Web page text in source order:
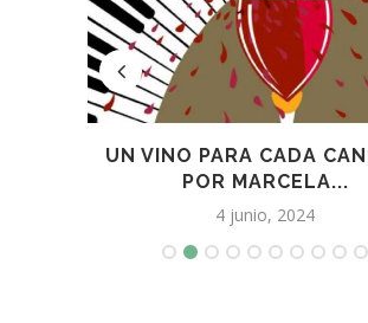
UN VINO PARA CADA
POR MARCELA...
4 junio, 2024